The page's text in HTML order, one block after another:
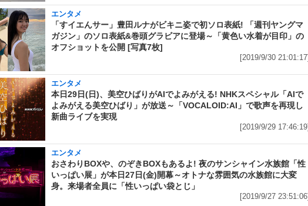
エンタメ
「すイエんサー」豊田ルナがビキニ姿で初ソロ表紙! 「週刊ヤングマ
ガジン」のソロ表紙&巻頭グラビアに登場～「黄色い水着が目印」の
オフショットを公開 [写真7枚]
[2019/9/30 21:01:17]
エンタメ
本日29日(日)、美空ひばりがAIでよみがえる! NHKスペシャル「AIで
よみがえる美空ひばり」が放送～「VOCALOID:AI」で歌声を再現し
新曲ライブを実現
[2019/9/29 17:46:19]
エンタメ
おさわりBOXや、のぞきBOXもあるよ! 夜のサンシャイン水族館「性
いっぱい展」が本日27日(金)開幕～オトナな雰囲気の水族館に大変
身。来場者全員に「性いっぱい袋とじ」
[2019/9/27 23:51:06]